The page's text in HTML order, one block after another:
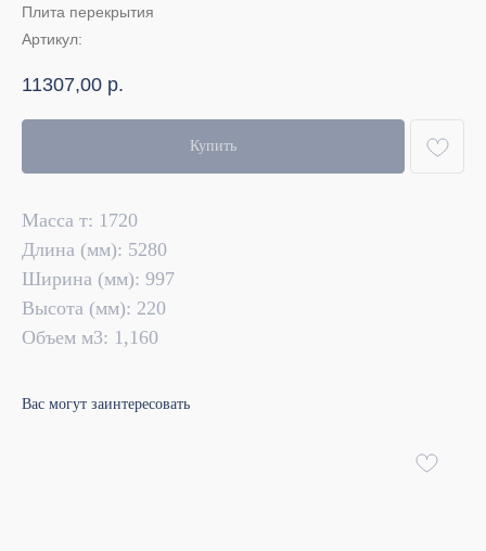
Плита перекрытия
Артикул:
11307,00 р.
Купить
Масса т: 1720
Длина (мм): 5280
Ширина (мм): 997
Высота (мм): 220
Объем м3: 1,160
Вас могут заинтересовать